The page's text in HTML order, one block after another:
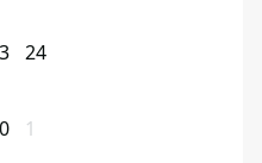
24
1